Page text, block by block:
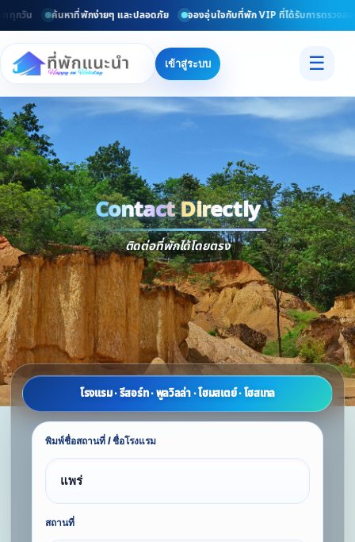
ทุกวัน ค้นหาที่พักง่ายๆ และปลอดภัย จองอุ่นใจกับที่พัก VIP ที่ได้รับการตรวจสอ
เข้าสู่ระบบ ☰
Contact Directly
Contact
ติดต่อที่พักได้โดยตรง
โรงแรม · รีสอร์ท · พูลวิลล่า · โฮมสเตย์ · โฮสเทล
พิมพ์ชื่อสถานที่ / ชื่อโรงแรม
สถานที่